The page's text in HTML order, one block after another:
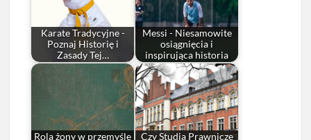
Karate Tradycyjne -
Poznaj Historię i
Zasady Tej…
Messi - Niesamowite
osiągnięcia i
inspirująca historia
Rola żony w przemyśle
Czy Studia Prawnicze